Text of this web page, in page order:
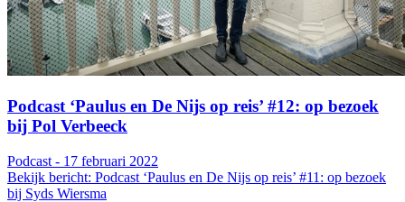
Podcast ‘Paulus en De Nijs op reis’ #12: op bezoek
bij Pol Verbeeck
Podcast - 17 februari 2022
Bekijk bericht: Podcast ‘Paulus en De Nijs op reis’ #11: op bezoek
bij Syds Wiersma